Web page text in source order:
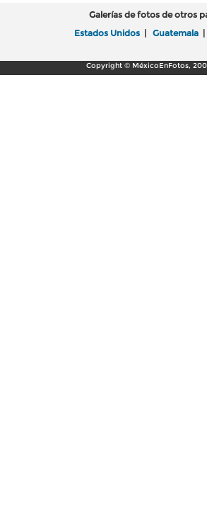
Galerías de fotos de otros
Estados Unidos | Guatemala |
Copyright © MéxicoEnFotos,